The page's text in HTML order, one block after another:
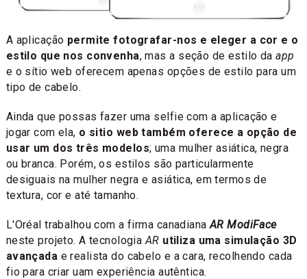
A aplicação permite fotografar-nos e eleger a cor e o
estilo que nos convenha, mas a seção de estilo daapp
e o sítio web oferecem apenas opções de estilo para um
tipo de cabelo.
Ainda que possas fazer uma selfie com a aplicação e
jogar com ela, o sitio web também oferece a opção de
usar um dos três modelos; uma mulher asiática, negra
ou branca. Porém, os estilos são particularmente
desiguais na mulher negra e asiática, em termos de
textura, cor e até tamanho.
L'Oréal trabalhou com a firma canadianaAR ModiFace
neste projeto. A tecnologia AR utiliza uma simulação 3D
avançada e realista do cabelo e a cara, recolhendo cada
fio para criar uam experiência autêntica.